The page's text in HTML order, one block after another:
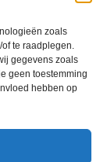
zoals
te raadplegen.
gegevens zoals
geen toestemming
hebben op